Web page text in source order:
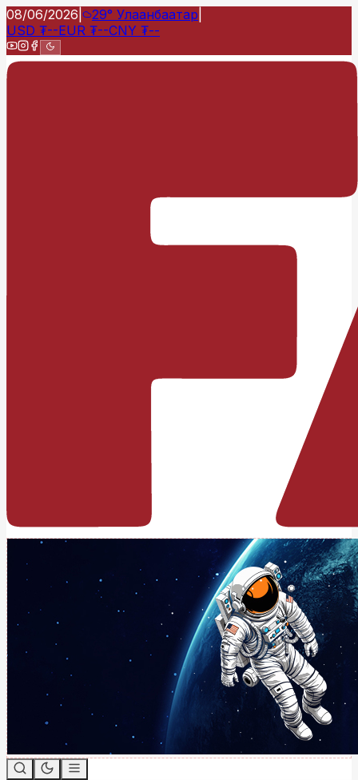
08/06/2026 29° Улаанбаатар
USD ₮--EUR ₮--CNY ₮--